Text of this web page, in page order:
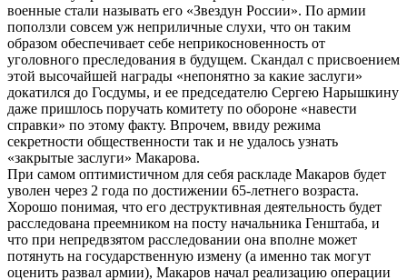
военные стали называть его «Звездун России». По армии
поползли совсем уж неприличные слухи, что он таким
образом обеспечивает себе неприкосновенность от
уголовного преследования в будущем. Скандал с присвоением
этой высочайшей награды «непонятно за какие заслуги»
докатился до Госдумы, и ее председателю Сергею Нарышкину
даже пришлось поручать комитету по обороне «навести
справки» по этому факту. Впрочем, ввиду режима
секретности общественности так и не удалось узнать
«закрытые заслуги» Макарова.
При самом оптимистичном для себя раскладе Макаров будет
уволен через 2 года по достижении 65-летнего возраста.
Хорошо понимая, что его деструктивная деятельность будет
расследована преемником на посту начальника Генштаба, и
что при непредвзятом расследовании она вполне может
потянуть на государственную измену (а именно так могут
оценить развал армии), Макаров начал реализацию операции